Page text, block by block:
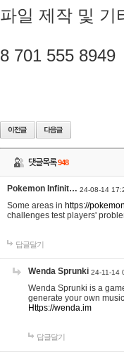
파일 제작 및 기
8 701 555 8949
댓글목록948
Pokemon Infinit… 24-08-14
Some areas in https://
challenges test players'
답글달기
Wenda Sprunki 24-11-14
Wenda Sprunki is a
generate your own
Https://wenda.im
답글달기